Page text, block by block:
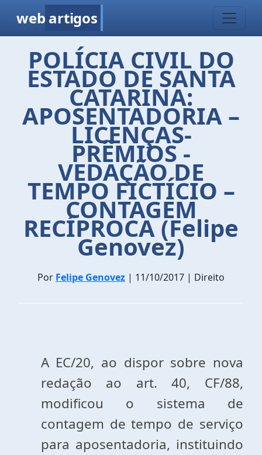
web artigos
POLÍCIA CIVIL DO
ESTADO DE SANTA
CATARINA:
APOSENTADORIA –
LICENÇAS-
PRÊMIOS -
VEDAÇÃO DE
TEMPO FICTÍCIO –
CONTAGEM
RECÍPROCA (Felipe
Genovez)
Por Felipe Genovez | 11/10/2017 | Direito
A EC/20, ao dispor sobre nova
redação ao art. 40, CF/88,
modificou o sistema de
contagem de tempo de serviço
para aposentadoria, instituindo